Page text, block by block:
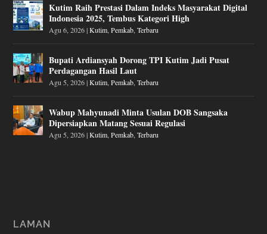
Kutim Raih Prestasi Dalam Indeks Masyarakat Digital
Indonesia 2025, Tembus Kategori High
Agu 6, 2026|Kutim ,Pemkab ,Terbaru
Bupati Ardiansyah Dorong TPI Kutim Jadi Pusat
Perdagangan Hasil Laut
Agu 5, 2026|Kutim ,Pemkab ,Terbaru
Wabup Mahyunadi Minta Usulan DOB Sangsaka
Dipersiapkan Matang Sesuai Regulasi
Agu 5, 2026|Kutim ,Pemkab ,Terbaru
LAMAN